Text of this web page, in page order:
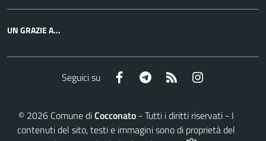
UN GRAZIE A...
Seguici su Facebook Telegram RSS
© 2026Comune diCocconato- Tutti i diritti riservati - I
contenuti del sito, testi e immagini sono di proprietà del